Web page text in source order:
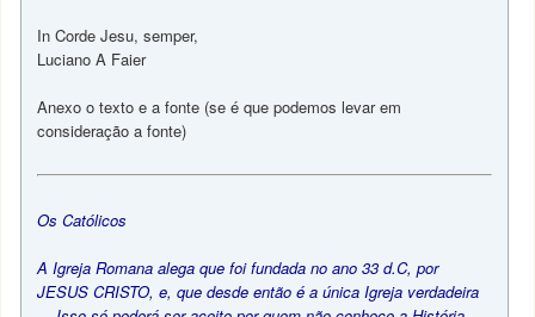
In Corde Jesu, semper,
Luciano A Faier
Anexo o texto e a fonte (se é que podemos levar em
consideração a fonte)
Os Católicos
A Igreja Romana alega que foi fundada no ano 33 d.C, por
JESUS CRISTO, e, que desde então é a única Igreja verdadeira